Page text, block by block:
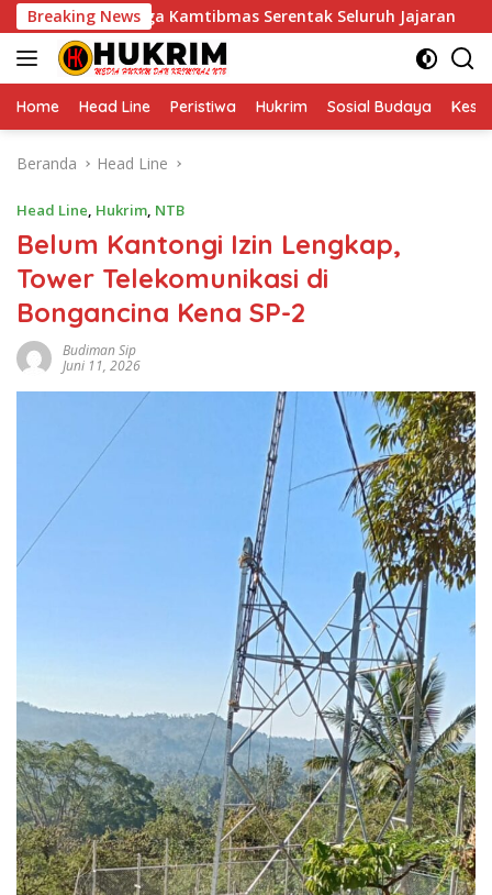
Langsung
ke
konten
Breaking News
Siaga Kamtibmas Serentak Seluruh Jajaran Polres
Home Head Line Peristiwa Hukrim Sosial Budaya
Beranda Head Line
Head Line, Hukrim, NTB
Belum Kantongi Izin Lengkap,
Tower Telekomunikasi di
Bongancina Kena SP-2
Budiman Sip
Juni 11, 2026